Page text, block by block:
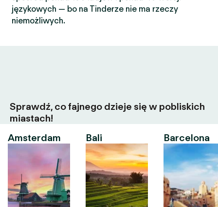
językowych — bo na Tinderze nie ma rzeczy
niemożliwych.
Sprawdź, co fajnego dzieje się w pobliskich
miastach!
Amsterdam
Bali Barcelona